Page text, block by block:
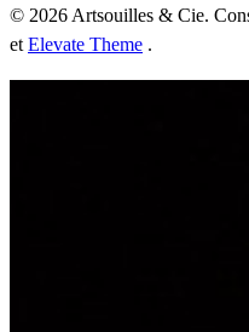
© 2026 Artsouilles & Cie.
et Elevate Theme .